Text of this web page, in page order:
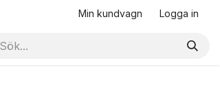
Min kundvagn Logga in